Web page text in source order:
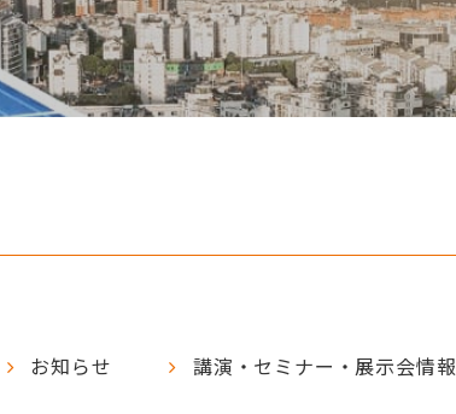
お知らせ 講演・セミナー・展示会情報